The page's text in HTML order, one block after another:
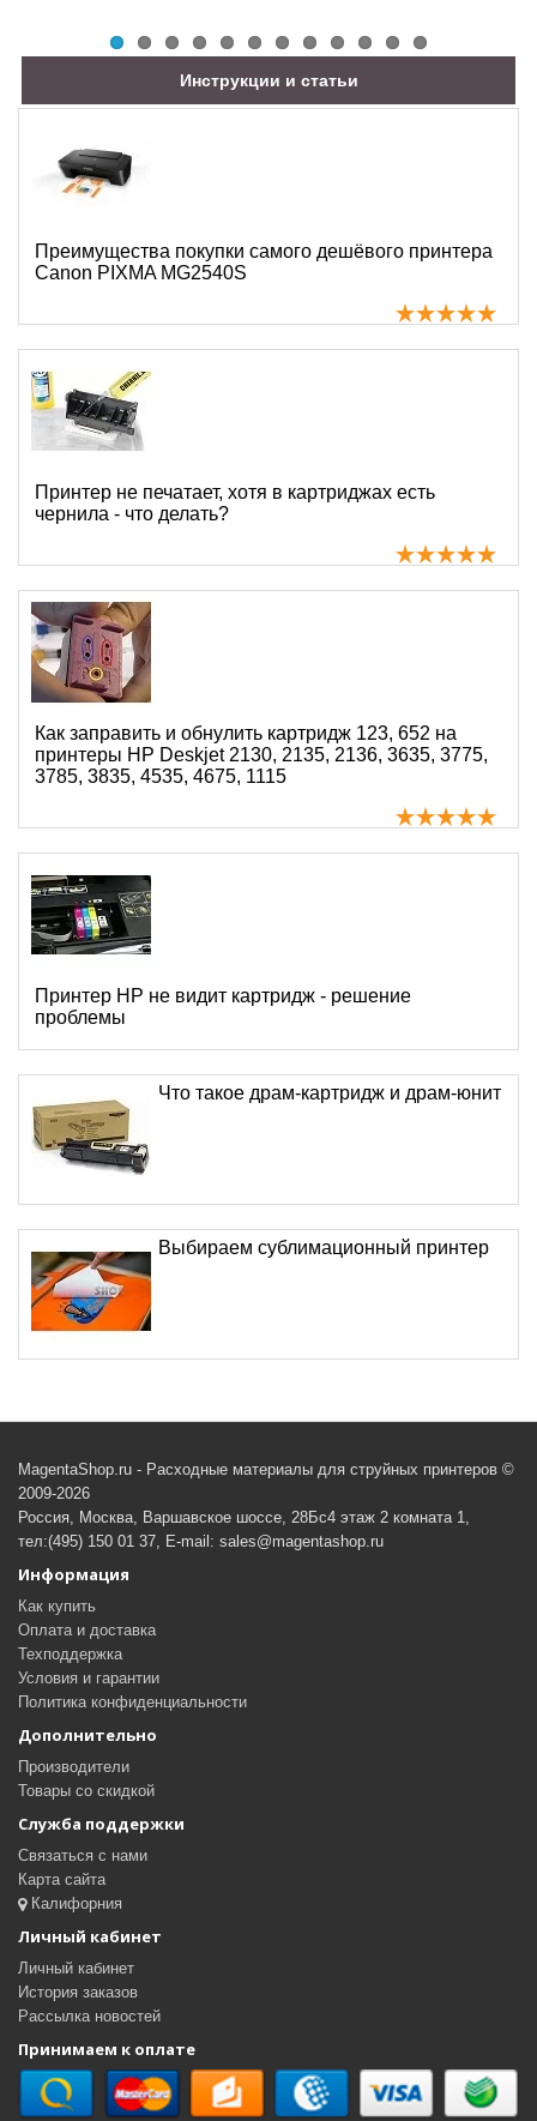
Инструкции и статьи
Преимущества покупки самого дешёвого принтера
Canon PIXMA MG2540S
Принтер не печатает, хотя в картриджах есть
чернила - что делать?
Как заправить и обнулить картридж 123, 652 на
принтеры HP Deskjet 2130, 2135, 2136, 3635, 3775,
3785, 3835, 4535, 4675, 1115
Принтер HP не видит картридж - решение
проблемы
Что такое драм-картридж и драм-юнит
Выбираем сублимационный принтер
MagentaShop.ru - Расходные материалы для струйных принтеров ©
2009-2026
Россия, Москва, Варшавское шоссе, 28Бс4 этаж 2 комната 1,
тел:(495) 150 01 37, E-mail: sales@magentashop.ru
Информация
Как купить
Оплата и доставка
Техподдержка
Условия и гарантии
Политика конфиденциальности
Дополнительно
Производители
Товары со скидкой
Служба поддержки
Связаться с нами
Карта сайта
Калифорния
Личный кабинет
Личный кабинет
История заказов
Рассылка новостей
Принимаем к оплате